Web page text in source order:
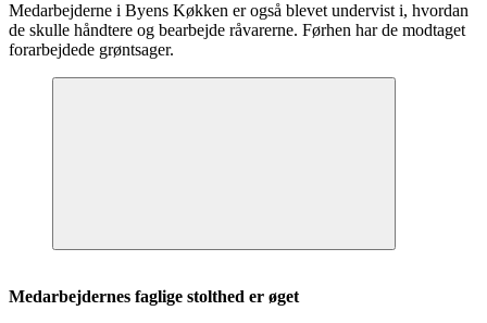
Medarbejderne i Byens Køkken er også blevet undervist i, hvordan
de skulle håndtere og bearbejde råvarerne. Førhen har de modtaget
forarbejdede grøntsager.
Medarbejdernes faglige stolthed er øget